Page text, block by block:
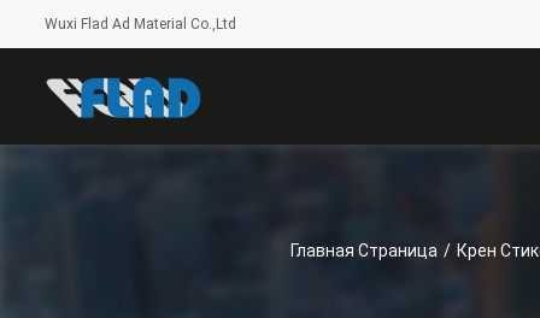
Wuxi Flad Ad Material Co.,Ltd
Главная Страница / Крен